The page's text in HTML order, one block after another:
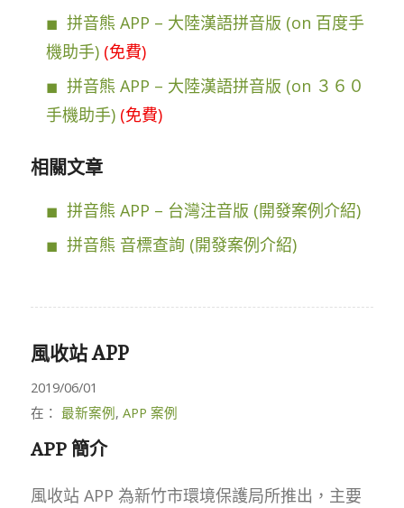
拼音熊 APP – 大陸漢語拼音版 (on 百度手
機助手) (免費)
拼音熊 APP – 大陸漢語拼音版 (on ３６０
手機助手) (免費)
相關文章
拼音熊 APP – 台灣注音版 (開發案例介紹)
拼音熊 音標查詢 (開發案例介紹)
風收站 APP
2019/06/01
在： 最新案例, APP 案例
APP 簡介
風收站 APP 為新竹市環境保護局所推出，主要